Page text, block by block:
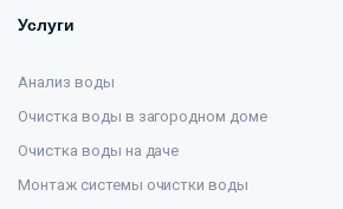
Услуги
Анализ воды
Очистка воды в загородном доме
Очистка воды на даче
Монтаж системы очистки воды